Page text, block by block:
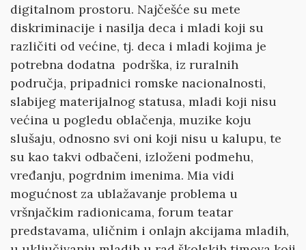
digitalnom prostoru. Najčešće su mete
diskriminacije i nasilja deca i mladi koji su
različiti od većine, tj. deca i mladi kojima je
potrebna dodatna podrška, iz ruralnih
područja, pripadnici romske nacionalnosti,
slabijeg materijalnog statusa, mladi koji nisu
većina u pogledu oblačenja, muzike koju
slušaju, odnosno svi oni koji nisu u kalupu, te
su kao takvi odbačeni, izloženi podmehu,
vređanju, pogrdnim imenima. Mia vidi
mogućnost za ublažavanje problema u
vršnjačkim radionicama, forum teatar
predstavama, uličnim i onlajn akcijama mladih,